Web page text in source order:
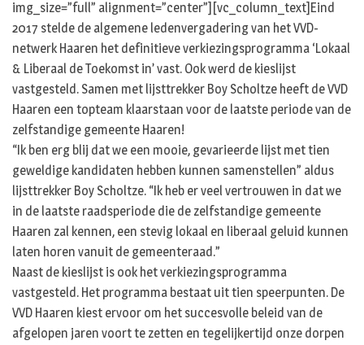
img_size=”full” alignment=”center”][vc_column_text]Eind
2017 stelde de algemene ledenvergadering van het VVD-
netwerk Haaren het definitieve verkiezingsprogramma ‘Lokaal
& Liberaal de Toekomst in’ vast. Ook werd de kieslijst
vastgesteld. Samen met lijsttrekker Boy Scholtze heeft de VVD
Haaren een topteam klaarstaan voor de laatste periode van de
zelfstandige gemeente Haaren!
“Ik ben erg blij dat we een mooie, gevarieerde lijst met tien
geweldige kandidaten hebben kunnen samenstellen” aldus
lijsttrekker Boy Scholtze. “Ik heb er veel vertrouwen in dat we
in de laatste raadsperiode die de zelfstandige gemeente
Haaren zal kennen, een stevig lokaal en liberaal geluid kunnen
laten horen vanuit de gemeenteraad.”
Naast de kieslijst is ook het verkiezingsprogramma
vastgesteld. Het programma bestaat uit tien speerpunten. De
VVD Haaren kiest ervoor om het succesvolle beleid van de
afgelopen jaren voort te zetten en tegelijkertijd onze dorpen